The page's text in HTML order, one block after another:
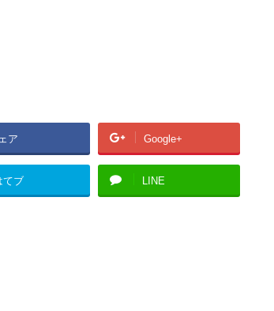
ア Google+
てブ LINE